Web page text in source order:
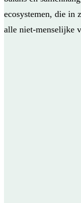
ecosystemen, die in
alle niet-menselijke